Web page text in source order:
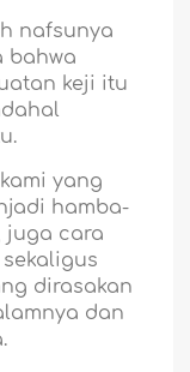
nafsunya
bahwa
keji itu
yang
hamba-
juga cara
dirasakan
dan